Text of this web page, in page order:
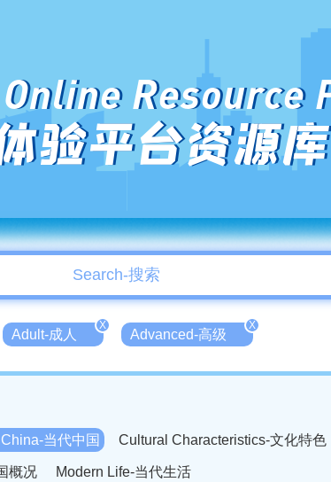
Resource
验平台资源库
Adult-成人
X
Advanced-高级
X
当代中国 Cultural Characteristics-文化特色
概况 Modern Life-当代生活